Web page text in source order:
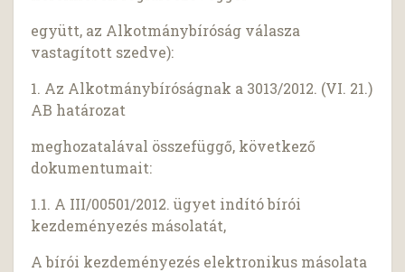
együtt, az Alkotmánybíróság válasza
vastagított szedve):
1. Az Alkotmánybíróságnak a 3013/2012. (VI. 21.)
AB határozat
meghozatalával összefüggő, következő
dokumentumait:
1.1. A III/00501/2012. ügyet indító bírói
kezdeményezés másolatát,
A bírói kezdeményezés elektronikus másolata